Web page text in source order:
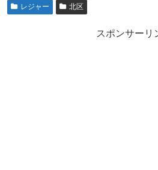
レジャー 北区
スポンサーリ